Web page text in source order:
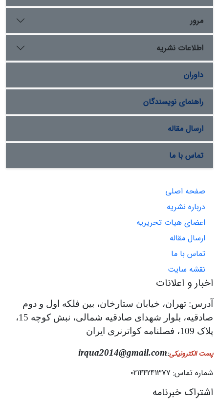
مرور
اطلاعات نشریه
داوران
راهنمای نویسندگان
ارسال مقاله
تماس با ما
صفحه اصلی
درباره نشریه
اعضای هیات تحریریه
ارسال مقاله
تماس با ما
نقشه سایت
اخبار و اعلانات
آدرس: تهران، خیابان ستارخان، بین فلکه اول و دوم
صادقیه، بلوار شهدای صادقیه شمالی، نبش کوچه 15،
پلاک 109، فصلنامه کواترنری ایران
پست الکترونیکی:
irqua2014@gmail.com
شماره تماس: 02144241377
اشتراک خبرنامه